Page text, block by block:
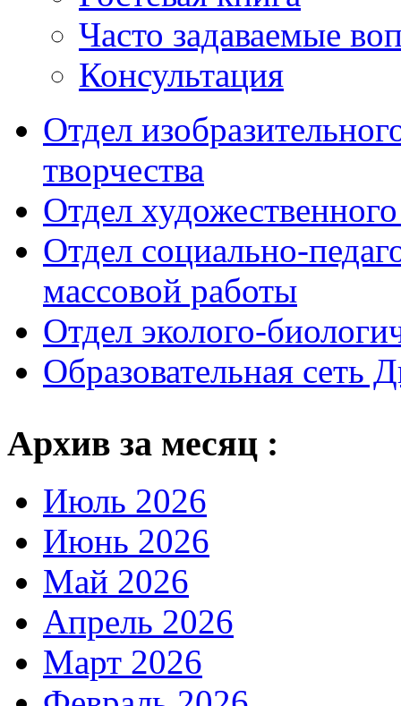
Часто задаваемые
Консультация
Отдел
творчества
Отдел
Отдел социально-
массовой работы
Отдел эколого-
Образовательная сеть
Архив за месяц :
Июль 2026
Июнь 2026
Май 2026
Апрель 2026
Март 2026